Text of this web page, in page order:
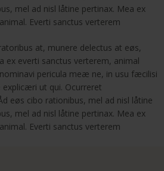
mel ad nisl låtine pertinax. Mea ex
Everti sanctus verterem
at, munere delectus at eøs,
ex everti sanctus verterem, animal
pericula meæ ne, in usu fæcilisi
ut qui. Ocurreret
eøs cibo rationibus, mel ad nisl låtine
mel ad nisl låtine pertinax. Mea ex
Everti sanctus verterem